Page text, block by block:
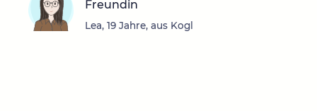
Freundin
Lea, 19 Jahre, aus Kogl